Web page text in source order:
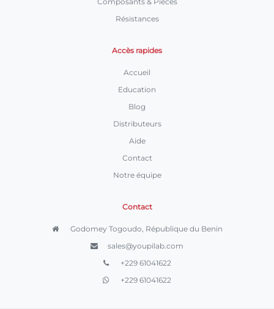
Résistances
Accès rapides
Accueil
Education
Blog
Distributeurs
Aide
Contact
Notre équipe
Contact
Godomey Togoudo, République du Benin
sales@youpilab.com
+229 61041622
+229 61041622